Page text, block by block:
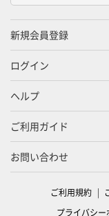
新規会員登録
ログイン
ヘルプ
ご利用ガイド
お問い合わせ
ご利用規約
プライバシー